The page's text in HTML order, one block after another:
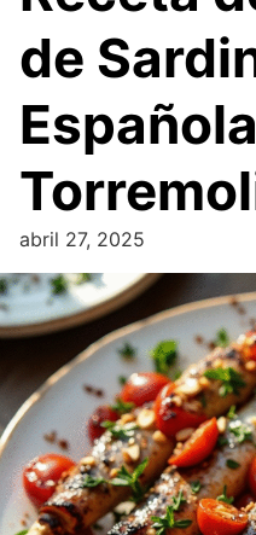
de
abril 27, 2025